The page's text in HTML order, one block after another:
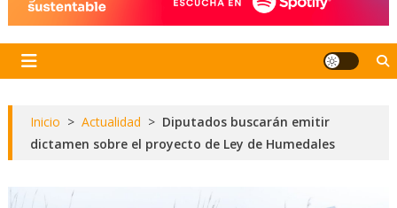
Inicio > Actualidad > Diputados buscarán emitir
dictamen sobre el proyecto de Ley de Humedales